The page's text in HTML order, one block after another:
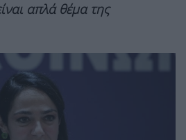
απλά θέμα της